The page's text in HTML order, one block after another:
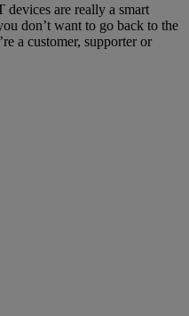
devices are really a smart
don’t want to go back to the
a customer, supporter or